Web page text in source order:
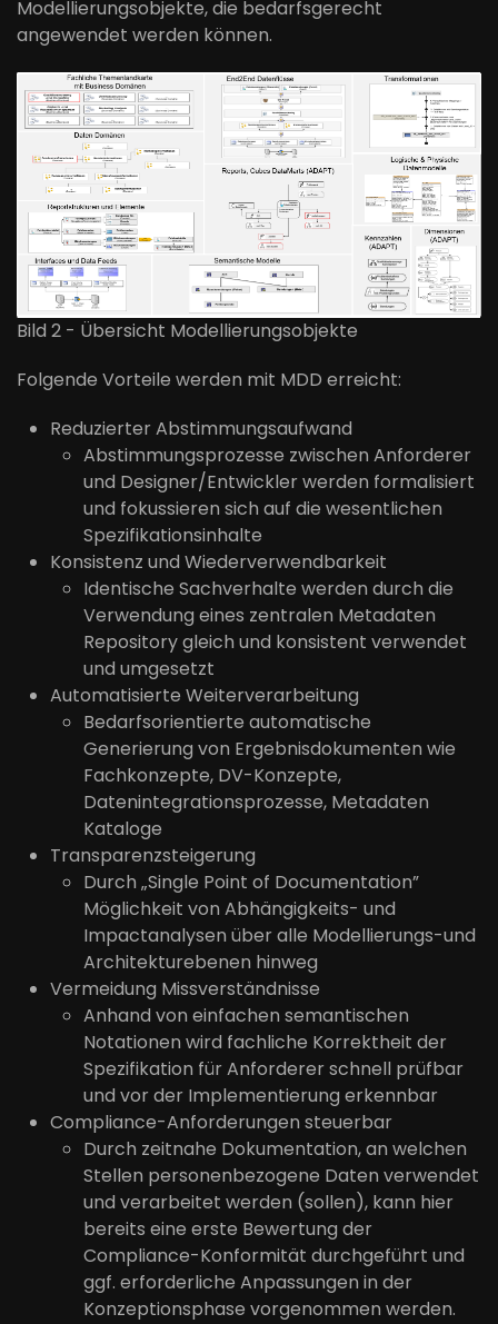
Modellierungsobjekte, die bedarfsgerecht
angewendet werden können.
Bild 2 - Übersicht Modellierungsobjekte
Folgende Vorteile werden mit MDD erreicht:
Reduzierter Abstimmungsaufwand
Abstimmungsprozesse zwischen Anforderer
und Designer/Entwickler werden formalisiert
und fokussieren sich auf die wesentlichen
Spezifikationsinhalte
Konsistenz und Wiederverwendbarkeit
Identische Sachverhalte werden durch die
Verwendung eines zentralen Metadaten
Repository gleich und konsistent verwendet
und umgesetzt
Automatisierte Weiterverarbeitung
Bedarfsorientierte automatische
Generierung von Ergebnisdokumenten wie
Fachkonzepte, DV-Konzepte,
Datenintegrationsprozesse, Metadaten
Kataloge
Transparenzsteigerung
Durch „Single Point of Documentation”
Möglichkeit von Abhängigkeits- und
Impactanalysen über alle Modellierungs-und
Architekturebenen hinweg
Vermeidung Missverständnisse
Anhand von einfachen semantischen
Notationen wird fachliche Korrektheit der
Spezifikation für Anforderer schnell prüfbar
und vor der Implementierung erkennbar
Compliance-Anforderungen steuerbar
Durch zeitnahe Dokumentation, an welchen
Stellen personenbezogene Daten verwendet
und verarbeitet werden (sollen), kann hier
bereits eine erste Bewertung der
Compliance-Konformität durchgeführt und
ggf. erforderliche Anpassungen in der
Konzeptionsphase vorgenommen werden.